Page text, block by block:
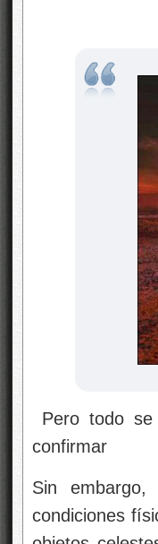
Pero todo
confirmar
Sin
condiciones